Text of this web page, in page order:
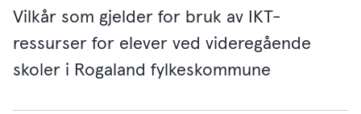
Vilkår som gjelder for bruk av IKT-
ressurser for elever ved videregående
skoler i Rogaland fylkeskommune